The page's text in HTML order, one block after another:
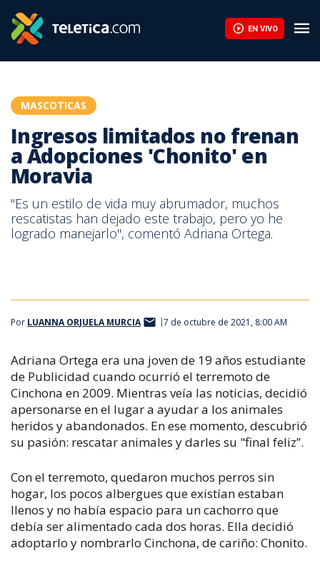
EN VIVO
MASCOTICAS
Ingresos limitados no frenan
a Adopciones 'Chonito' en
Moravia
"Es un estilo de vida muy abrumador, muchos
rescatistas han dejado este trabajo, pero yo he
logrado manejarlo", comentó Adriana Ortega.
Por LUANNA ORJUELA MURCIA 7 de octubre de 2021, 8:00 AM
Adriana Ortega era una joven de 19 años estudiante
de Publicidad cuando ocurrió el terremoto de
Cinchona en 2009. Mientras veía las noticias, decidió
apersonarse en el lugar a ayudar a los animales
heridos y abandonados. En ese momento, descubrió
su pasión: rescatar animales y darles su "final feliz”.
Con el terremoto, quedaron muchos perros sin
hogar, los pocos albergues que existían estaban
llenos y no había espacio para un cachorro que
debía ser alimentado cada dos horas. Ella decidió
adoptarlo y nombrarlo Cinchona, de cariño: Chonito.